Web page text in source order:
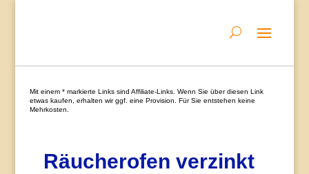
Mit einem * markierte Links sind Affiliate-Links. Wenn Sie über diesen Link
etwas kaufen, erhalten wir ggf. eine Provision. Für Sie entstehen keine
Mehrkosten.
Räucherofen verzinkt